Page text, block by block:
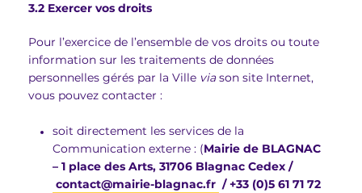
3.2 Exercer vos droits
Pour l’exercice de l’ensemble de vos droits ou toute
information sur les traitements de données
personnelles gérés par la Ville viason site Internet,
vous pouvez contacter :
soit directement les services de la
Communication externe : (Mairie de BLAGNAC
– 1 place des Arts, 31706 Blagnac Cedex /
contact@mairie-blagnac.fr / +33 (0)5 61 71 72